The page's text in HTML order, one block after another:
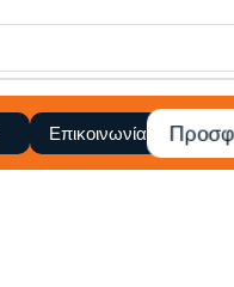
Επικοινωνία